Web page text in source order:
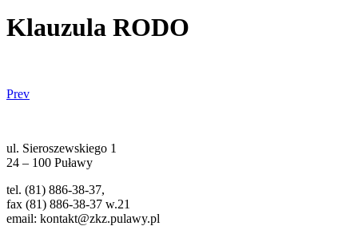
Klauzula RODO
Prev
ul. Sieroszewskiego 1
24 – 100 Puławy
tel. (81) 886-38-37,
fax (81) 886-38-37 w.21
email: kontakt@zkz.pulawy.pl